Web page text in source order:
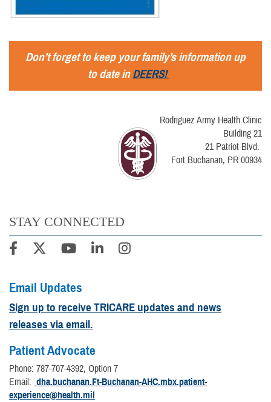
Don’t forget to keep your family’s information up
to date inDEERS!
Rodriguez Army Health Clinic
Building 21
21 Patriot Blvd.
Fort Buchanan, PR 00934
STAY CONNECTED
Email Updates
Sign up to receive TRICARE updates and news
releases via email.
Patient Advocate
Phone: 787-707-4392, Option 7
Email: dha.buchanan.Ft-Buchanan-AHC.mbx.patient-
experience@health.mil